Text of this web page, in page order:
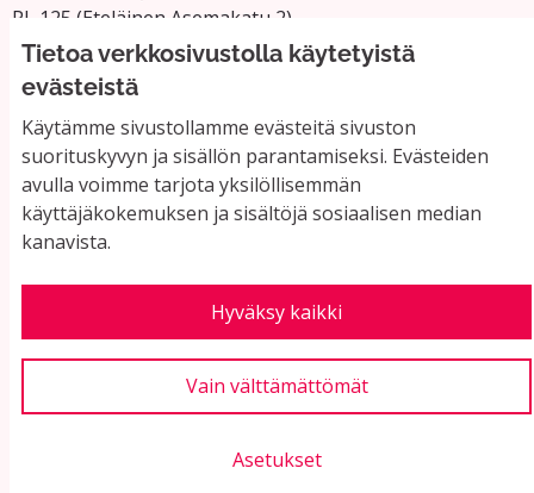
Tietoa verkkosivustolla käytetyistä
evästeistä
Käytämme sivustollamme evästeitä sivuston
suorituskyvyn ja sisällön parantamiseksi. Evästeiden
avulla voimme tarjota yksilöllisemmän
käyttäjäkokemuksen ja sisältöjä sosiaalisen median
kanavista.
Hyväksy kaikki
Vain välttämättömät
Asetukset
PL 125 (Eteläinen Asemakatu 2)
11101 Riihimäki
Vaihde: 019 758 4000
Sähköpostiosoitteet:
etunimi.sukunimi@riihimaki.fi
Yhteystiedot ja usein kysyttyä
Käyttöehdot
Evästeasetukset
Verkkosivusto luotuvapaan ohjelmiston